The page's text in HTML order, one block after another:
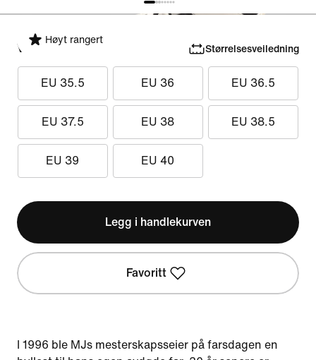
Høyt rangert
Velg størrelse Størrelsesveiledning
EU 35.5 EU 36 EU 36.5
EU 37.5 EU 38 EU 38.5
EU 39 EU 40
Legg i handlekurven
Favoritt
I 1996 ble MJs mesterskapsseier på farsdagen en